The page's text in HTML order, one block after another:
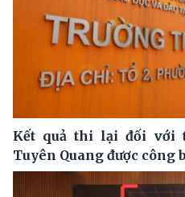
Kết quả thi lại đối với
Tuyên Quang được công